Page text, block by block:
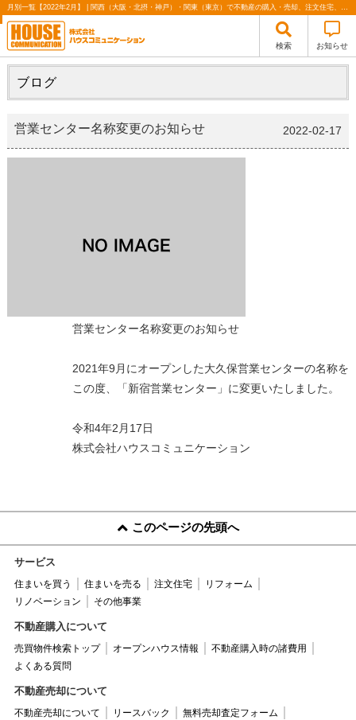
月別一覧【2022年2月】 | 関西（大阪・北摂・神戸）・関東（東京）で不動産の購入・売却、注文住宅、リノベーションの事なら株式会社ハウスコミュニケーション
検索 お知らせ
ブログ
営業センター名称変更のお知らせ 2022-02-17
営業センター名称変更のお知らせ
2021年9月にオープンした大久保営業センターの名称を
この度、「新宿営業センター」に変更いたしました。
令和4年2月17日
株式会社ハウスコミュニケーション
このページの先頭へ
サービス
住まいを買う 住まいを売る 注文住宅
リフォーム
リノベーション
その他事業
不動産購入について
売買物件検索トップ オープンハウス情報
不動産購入時の諸費用
よくある質問
不動産売却について
不動産売却について リースバック
無料売却査定フォーム